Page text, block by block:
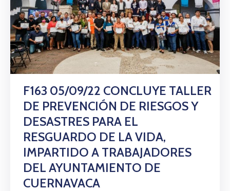
F163 05/09/22 CONCLUYE TALLER
DE PREVENCIÓN DE RIESGOS Y
DESASTRES PARA EL
RESGUARDO DE LA VIDA,
IMPARTIDO A TRABAJADORES
DEL AYUNTAMIENTO DE
CUERNAVACA